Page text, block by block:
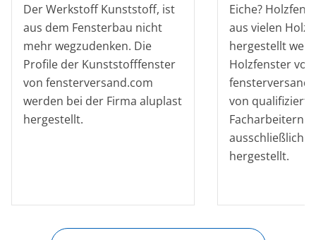
Der Werkstoff Kunststoff, ist
aus dem Fensterbau nicht
mehr wegzudenken. Die
Profile der Kunststofffenster
von fensterversand.com
werden bei der Firma aluplast
hergestellt.
Eiche?
aus vielen
hergestellt
Holzfenster von
von
Facharbeitern
ausschließlich
hergestellt.